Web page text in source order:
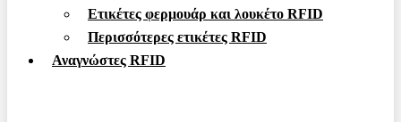
Ετικέτες φερμουάρ και λουκέτο RFID
Περισσότερες ετικέτες RFID
Αναγνώστες RFID